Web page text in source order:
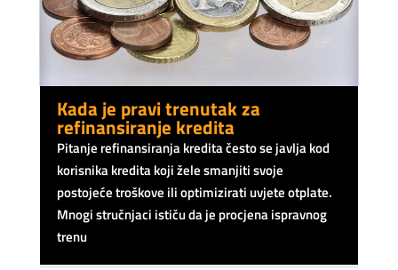
Kada je pravi trenutak za
refinansiranje kredita
Pitanje refinansiranja kredita često se javlja kod
korisnika kredita koji žele smanjiti svoje
postojeće troškove ili optimizirati uvjete otplate.
Mnogi stručnjaci ističu da je procjena ispravnog
trenu